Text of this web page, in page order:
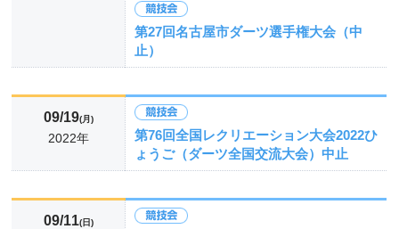
第27回名古屋市ダーツ選手権大会（中
止）
09/19(月)
2022年
第76回全国レクリエーション大会2022ひ
ょうご（ダーツ全国交流大会）中止
09/11(日)